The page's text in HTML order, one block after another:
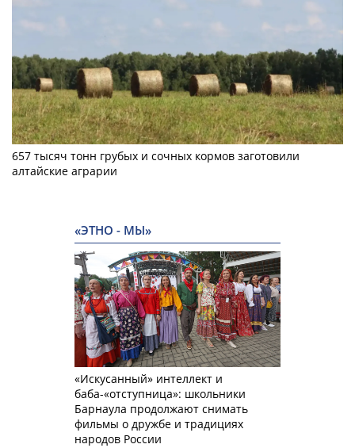
657 тысяч тонн грубых и сочных кормов заготовили
алтайские аграрии
«ЭТНО - МЫ»
«Искусанный» интеллект и
баба-«отступница»: школьники
Барнаула продолжают снимать
фильмы о дружбе и традициях
народов России